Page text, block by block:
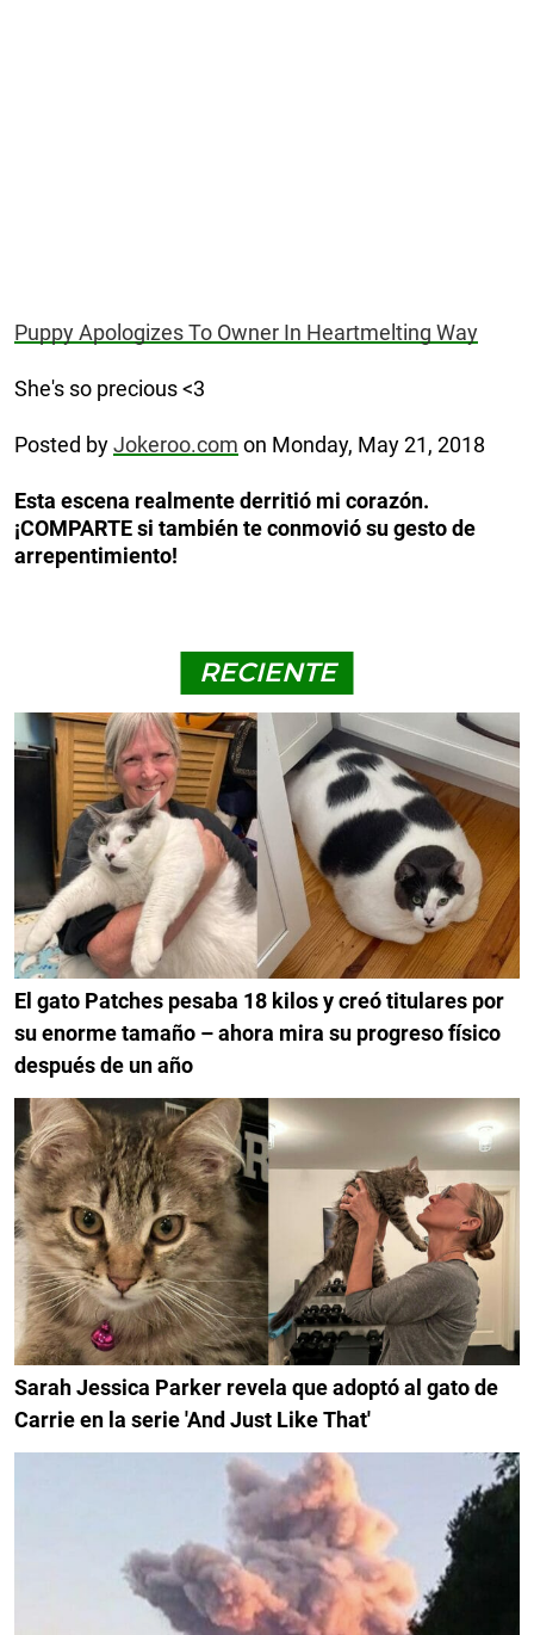
Puppy Apologizes To Owner In Heartmelting Way
She's so precious <3
Posted byJokeroo.com on Monday, May 21, 2018
Esta escena realmente derritió mi corazón.
¡COMPARTE si también te conmovió su gesto de
arrepentimiento!
RECIENTE
El gato Patches pesaba 18 kilos y creó titulares por
su enorme tamaño – ahora mira su progreso físico
después de un año
Sarah Jessica Parker revela que adoptó al gato de
Carrie en la serie 'And Just Like That'